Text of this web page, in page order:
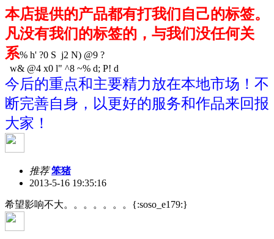
本店提供的产品都有打我们自己的标签。
凡没有我们的标签的，与我们没任何关
系% h' ?0 S j2 N) @9 ?
w& @4 x0 l" ^8 ~% d; P! d
今后的重点和主要精力放在本地市场！不
断完善自身，以更好的服务和作品来回报
大家！
推荐笨猪
2013-5-16 19:35:16
希望影响不大。。。。。。。{:soso_e179:}